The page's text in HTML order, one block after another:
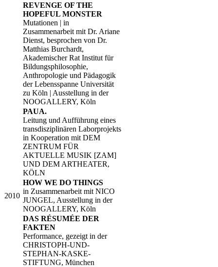
​REVENGE OF THE
HOPEFUL MONSTER
Mutationen | in
Zusammenarbeit mit Dr. Ariane
Dienst, besprochen von Dr.
Matthias Burchardt,
Akademischer Rat Institut für
Bildungsphilosophie,
Anthropologie und Pädagogik
der Lebensspanne Universität
zu Köln | Ausstellung in der
NOOGALLERY, Köln
PAUA.
Leitung und Aufführung eines
transdisziplinären Laborprojekts
in Kooperation mit DEM
ZENTRUM FÜR
AKTUELLE MUSIK [ZAM]
UND DEM ARTHEATER,
KÖLN​
​​2010
HOW WE DO THINGS
in Zusammenarbeit mit NICO
JUNGEL, Ausstellung in der
NOOGALLERY, Köln
DAS RÉSUMÉE DER
FAKTEN
Performance, gezeigt in der
CHRISTOPH-UND-
STEPHAN-KASKE-
STIFTUNG, München​